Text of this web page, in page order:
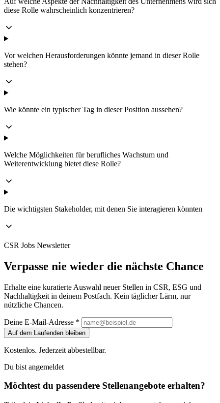
diese Rolle wahrscheinlich konzentrieren?
Vor welchen Herausforderungen könnte jemand in dieser Rolle
stehen?
Wie könnte ein typischer Tag in dieser Position aussehen?
Welche Möglichkeiten für berufliches Wachstum und
Weiterentwicklung bietet diese Rolle?
Die wichtigsten Stakeholder, mit denen Sie interagieren könnten
CSR Jobs Newsletter
Verpasse nie wieder die nächste Chance
Erhalte eine kuratierte Auswahl neuer Stellen in CSR, ESG und
Nachhaltigkeit in deinem Postfach. Kein täglicher Lärm, nur
nützliche Chancen.
Deine E-Mail-Adresse *
Auf dem Laufenden bleiben
Kostenlos. Jederzeit abbestellbar.
Du bist angemeldet
Möchtest du passendere Stellenangebote erhalten?